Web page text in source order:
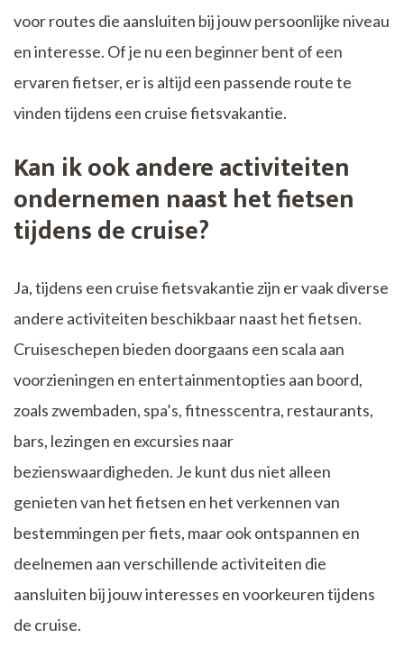
voor routes die aansluiten bij jouw persoonlijke niveau
en interesse. Of je nu een beginner bent of een
ervaren fietser, er is altijd een passende route te
vinden tijdens een cruise fietsvakantie.
Kan ik ook andere activiteiten
ondernemen naast het fietsen
tijdens de cruise?
Ja, tijdens een cruise fietsvakantie zijn er vaak diverse
andere activiteiten beschikbaar naast het fietsen.
Cruiseschepen bieden doorgaans een scala aan
voorzieningen en entertainmentopties aan boord,
zoals zwembaden, spa’s, fitnesscentra, restaurants,
bars, lezingen en excursies naar
bezienswaardigheden. Je kunt dus niet alleen
genieten van het fietsen en het verkennen van
bestemmingen per fiets, maar ook ontspannen en
deelnemen aan verschillende activiteiten die
aansluiten bij jouw interesses en voorkeuren tijdens
de cruise.